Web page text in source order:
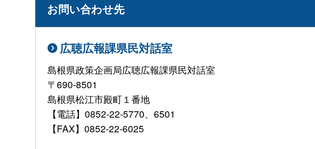
お問い合わせ先
広聴広報課県民対話室
島根県政策企画局広聴広報課県民対話室
〒690-8501
島根県松江市殿町１番地
【電話】0852-22-5770、6501
【FAX】0852-22-6025